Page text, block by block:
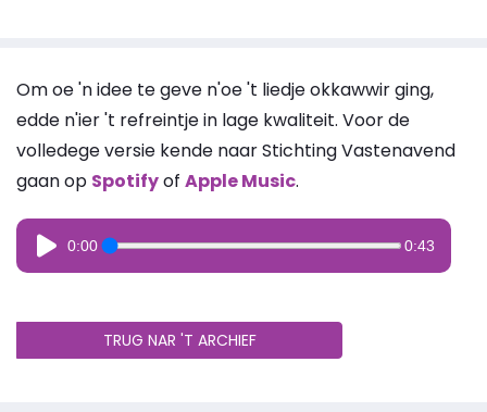
Om oe 'n idee te geve n'oe 't liedje okkawwir ging,
edde n'ier 't refreintje in lage kwaliteit. Voor de
volledege versie kende naar Stichting Vastenavend
gaan op Spotifyof Apple Music.
0:00 0:43
TRUG NAR 'T ARCHIEF